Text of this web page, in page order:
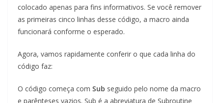
colocado apenas para fins informativos. Se você remover
as primeiras cinco linhas desse código, a macro ainda
funcionará conforme o esperado.
Agora, vamos rapidamente conferir o que cada linha do
código faz:
O código começa com Sub seguido pelo nome da macro
e parênteses vazios. Sub é a abreviatura de Subroutine